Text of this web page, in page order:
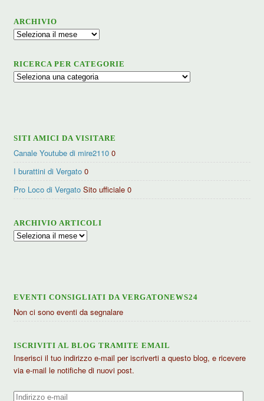
ARCHIVIO
Archivio
RICERCA PER CATEGORIE
Ricerca
SITI AMICI DA VISITARE
Canale Youtube di mire2110 0
I burattini di Vergato 0
Pro Loco di Vergato Sito ufficiale 0
ARCHIVIO ARTICOLI
Archivio
EVENTI CONSIGLIATI DA VERGATONEWS24
Non ci sono eventi da segnalare
ISCRIVITI AL BLOG TRAMITE EMAIL
Inserisci il tuo indirizzo e-mail per iscriverti a questo blog, e ricevere
via e-mail le notifiche di nuovi post.
Indirizzo